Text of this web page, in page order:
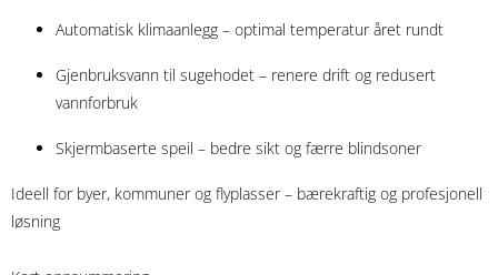
Automatisk klimaanlegg – optimal temperatur året rundt
Gjenbruksvann til sugehodet – renere drift og redusert
vannforbruk
Skjermbaserte speil – bedre sikt og færre blindsoner
Ideell for byer, kommuner og flyplasser – bærekraftig og profesjonell
løsning